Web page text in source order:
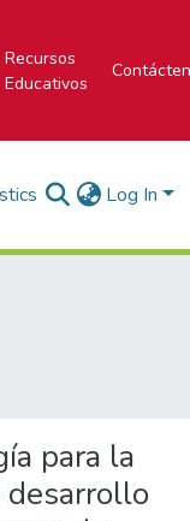
Recursos
Educativos
Log In
para la